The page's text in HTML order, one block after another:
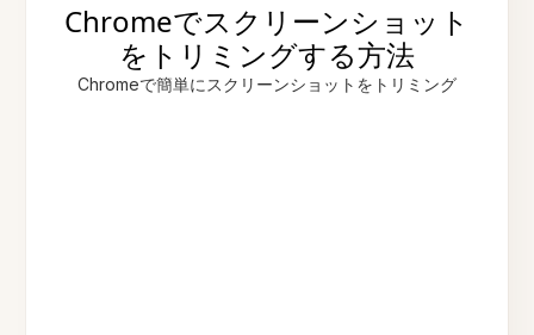
Chromeでスクリーンショット
をトリミングする方法
Chromeで簡単にスクリーンショットをトリミング